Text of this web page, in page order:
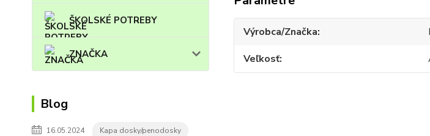
ŠKOLSKÉ POTREBY
ZNAČKA
Blog
16.05.2024 Kapa dosky/penodosky
Výrobca/Značka
Veľkosť